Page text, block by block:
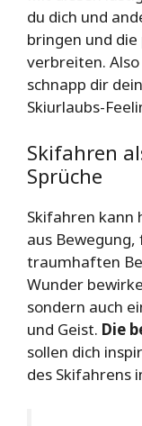
du dich und
bringen und
verbreiten.
schnapp dir
Skiurlaubs-
Skifahren
Sprüche
Skifahren kann
aus
traumhaften
Wunder
sondern auch
und Geist. Die
sollen dich
des Skifahrens